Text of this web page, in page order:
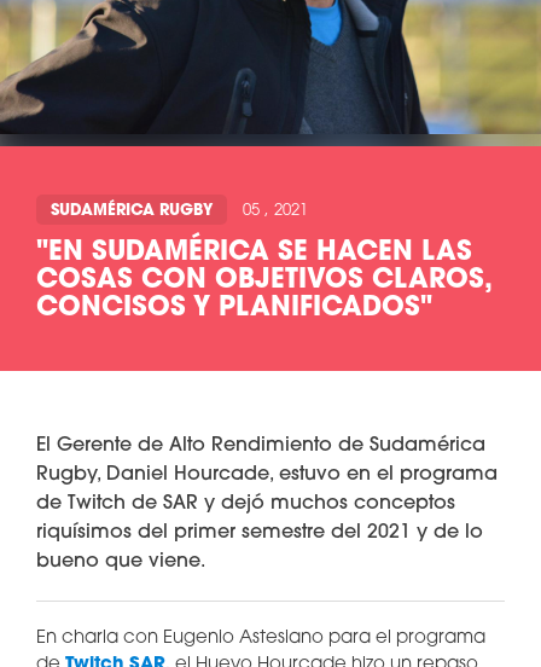
SUDAMÉRICA RUGBY 05 , 2021
"EN SUDAMÉRICA SE HACEN LAS
COSAS CON OBJETIVOS CLAROS,
CONCISOS Y PLANIFICADOS"
El Gerente de Alto Rendimiento de Sudamérica
Rugby, Daniel Hourcade, estuvo en el programa
de Twitch de SAR y dejó muchos conceptos
riquísimos del primer semestre del 2021 y de lo
bueno que viene.
En charla con Eugenio Astesiano para el programa